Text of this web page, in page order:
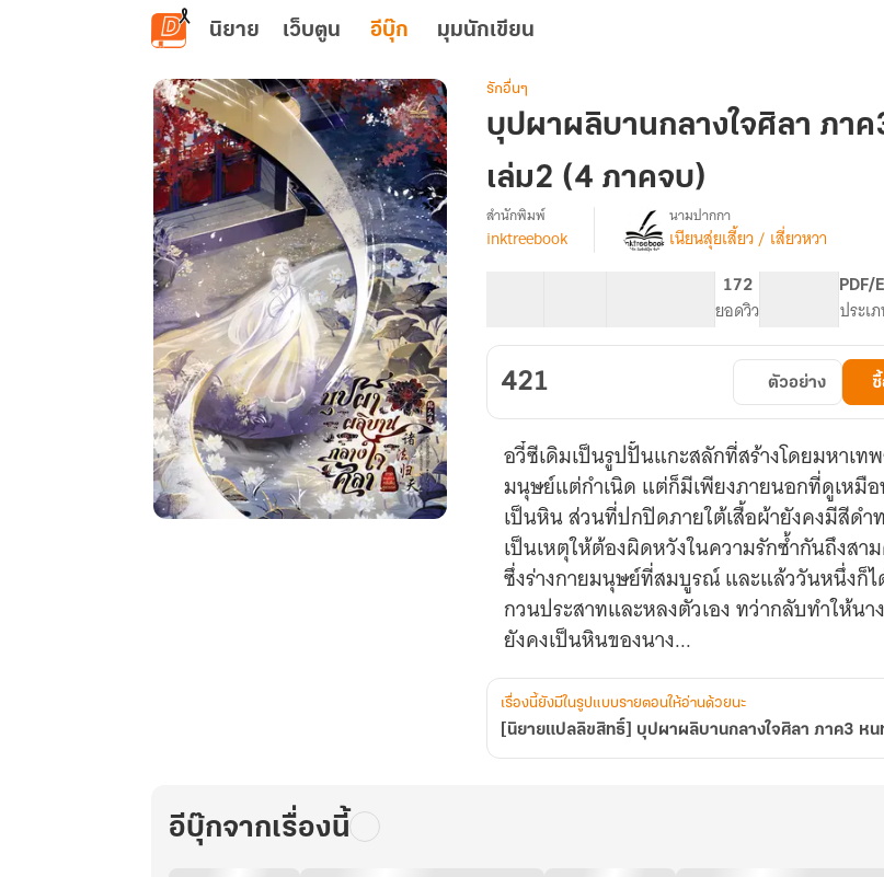
ข้ามไปยังเนื้อหาหลัก
นิยาย เว็บตูน อีบุ๊ก มุมนักเขียน
สวรรค์
รักอื่นๆ
บุปผาผลิบานกลางใจศิลา ภา
เล่ม2 (4 ภาคจบ)
เรื่อง[นิยาย
บาน
กลาง
ศิลา
ภาค3
หนทาง
กลับ
คืน
สวรรค์
ภาค
จบ)
สำนักพิมพ์
inktreebook
นามปากกา
เนียนสุ่ยเสี้ยว / เสี่ยวหวา
172
ยอดวิว
PDF/
ประเ
421 ตัวอย่าง
อวี๋ซีเดิมเป็นรูปปั้นแกะสลักที่สร้างโดยมหาเท
มนุษย์แต่กำเนิด แต่ก็มีเพียงภายนอกที่ดูเหมือ
เป็นหิน ส่วนที่ปกปิดภายใต้เสื้อผ้ายังคงมีสีด
เป็นเหตุให้ต้องผิดหวังในความรักซ้ำกันถึงส
ซึ่งร่างกายมนุษย์ที่สมบูรณ์ และแล้ววันหนึ่งก็
กวนประสาทและหลงตัวเอง ทว่ากลับทำให้น
ยังคงเป็นหินของนาง...
เรื่องนี้ยังมีในรูปแบบรายตอนให้อ่านด้วยนะ
[นิยายแปลลิขสิทธิ์] บุปผาผลิบานกลางใจศิลา ภาค3 ห
อีบุ๊กจากเรื่องนี้